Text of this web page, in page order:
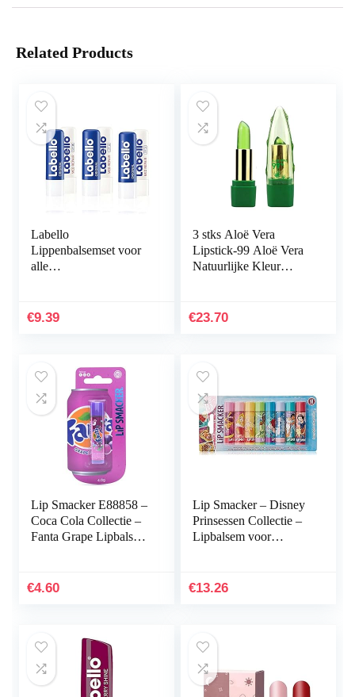
Related Products
Labello
Lippenbalsemset voor
alle
vochtinbrengende
€9.39
3 stks Aloë Vera
Lipstick-99 Aloë Vera
Natuurlijke Kleur
Hydraterende…
€23.70
Lip Smacker E88858 –
Coca Cola Collectie –
Fanta Grape Lipbalsem
Cadeau voor Uw…
€4.60
Lip Smacker – Disney
Prinsessen Collectie –
Lipbalsem voor
Verschillende
€13.26